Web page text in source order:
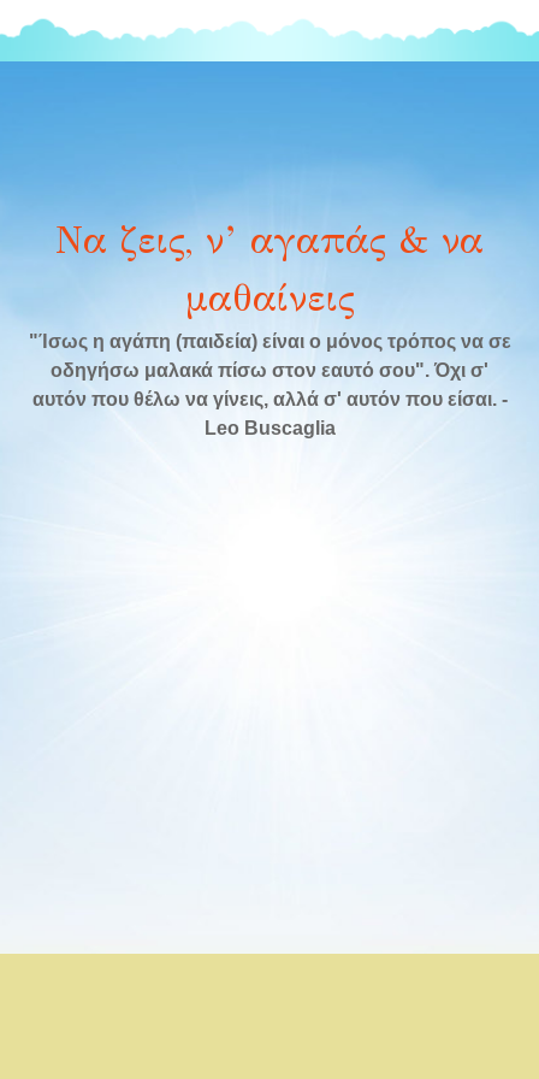
Να ζεις, ν’ αγαπάς & να
μαθαίνεις
"Ίσως η αγάπη (παιδεία) είναι ο μόνος τρόπος να σε
οδηγήσω μαλακά πίσω στον εαυτό σου". Όχι σ'
αυτόν που θέλω να γίνεις, αλλά σ' αυτόν που είσαι. -
Leo Buscaglia